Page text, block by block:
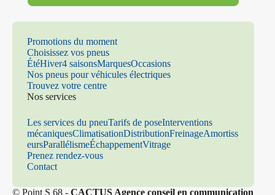
Promotions du moment
Choisissez vos pneus
ÉtéHiver4 saisonsMarquesOccasions
Nos pneus pour véhicules électriques
Trouvez votre centre
Nos services
Les services du pneuTarifs de poseInterventions
mécaniquesClimatisationDistributionFreinageAmortiss
eursParallélismeÉchappementVitrage
Prenez rendez-vous
Contact
© Point S 68 - CACTUS Agence conseil en communication